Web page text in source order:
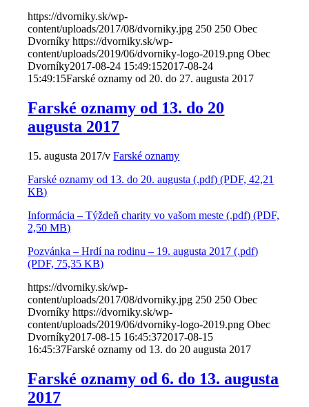
https://dvorniky.sk/wp-
content/uploads/2017/08/dvorniky.jpg 250 250 Obec
Dvorníky https://dvorniky.sk/wp-
content/uploads/2019/06/dvorniky-logo-2019.png Obec
Dvorníky2017-08-24 15:49:152017-08-24
15:49:15Farské oznamy od 20. do 27. augusta 2017
Farské oznamy od 13. do 20
augusta 2017
15. augusta 2017/vFarské oznamy
Farské oznamy od 13. do 20. augusta (.pdf) (PDF, 42,21
KB)
Informácia – Týždeň charity vo vašom meste (.pdf) (PDF,
2,50 MB)
Pozvánka – Hrdí na rodinu – 19. augusta 2017 (.pdf)
(PDF, 75,35 KB)
https://dvorniky.sk/wp-
content/uploads/2017/08/dvorniky.jpg 250 250 Obec
Dvorníky https://dvorniky.sk/wp-
content/uploads/2019/06/dvorniky-logo-2019.png Obec
Dvorníky2017-08-15 16:45:372017-08-15
16:45:37Farské oznamy od 13. do 20 augusta 2017
Farské oznamy od 6. do 13. augusta
2017